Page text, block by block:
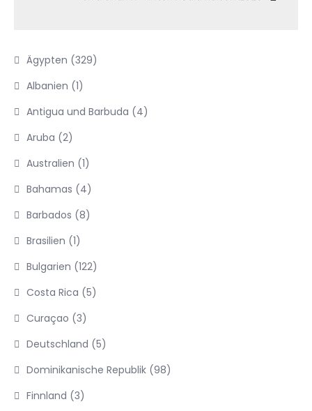
Ägypten (329)
Albanien (1)
Antigua und Barbuda (4)
Aruba (2)
Australien (1)
Bahamas (4)
Barbados (8)
Brasilien (1)
Bulgarien (122)
Costa Rica (5)
Curaçao (3)
Deutschland (5)
Dominikanische Republik (98)
Finnland (3)